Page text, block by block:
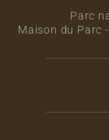
Parc
Maison du Parc